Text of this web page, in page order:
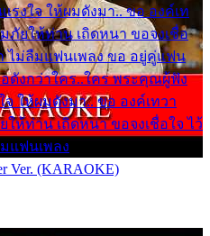
รงใจ ให้ผมดังมา.. ขอ องค์เท
ยให้ท่าน เถิดหนา ขอจงเชื่อ
ไม่ลืมแฟนเพลง ขอ อยู่คู่แฟน
อดังกว่าใคร..ใคร พระคุณผู้ฟัง
ให้ผมดังมา.. ขอ องค์เทวา
ห้ท่าน เถิดหนา ขอจงเชื่อใจ ไว้
แฟนเพลง
Ver. (KARAOKE)